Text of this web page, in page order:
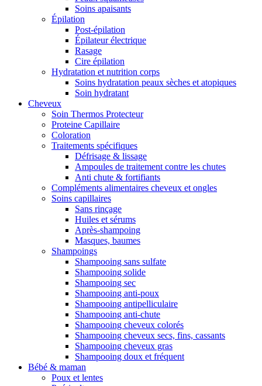
Soins apaisants
Épilation
Post-épilation
Épilateur électrique
Rasage
Cire épilation
Hydratation et nutrition corps
Soins hydratation peaux sèches et atopiques
Soin hydratant
Cheveux
Soin Thermos Protecteur
Proteine Capillaire
Coloration
Traitements spécifiques
Défrisage & lissage
Ampoules de traitement contre les chutes
Anti chute & fortifiants
Compléments alimentaires cheveux et ongles
Soins capillaires
Sans rinçage
Huiles et sérums
Après-shampoing
Masques, baumes
Shampoings
Shampooing sans sulfate
Shampooing solide
Shampooing sec
Shampooing anti-poux
Shampooing antipelliculaire
Shampooing anti-chute
Shampooing cheveux colorés
Shampooing cheveux secs, fins, cassants
Shampooing cheveux gras
Shampooing doux et fréquent
Bébé & maman
Poux et lentes